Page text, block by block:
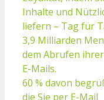
Inhalte und
liefern – Tag für
3,9 Milliarden
dem Abrufen ihrer
E-Mails.
60 % davon
die Sie per E-Mail